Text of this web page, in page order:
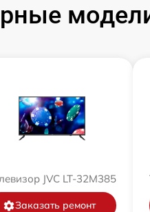
JVC LT-32M385
Заказать ремонт